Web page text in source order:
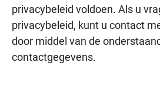
privacybeleid voldoen. Als u
privacybeleid, kunt u contact
door middel van de
contactgegevens.